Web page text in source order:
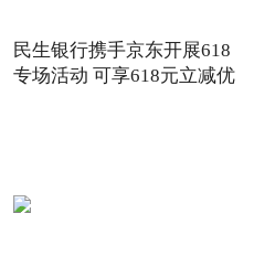
民生银行携手京东开展618
专场活动 可享618元立减优